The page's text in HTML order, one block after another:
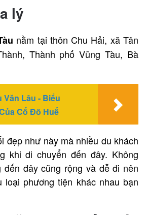
lý
nằm tại thôn Chu Hải, xã Tân
Thành phố Vũng Tàu, Bà
Văn Lâu - Biểu
Cố Đô Huế
đẹp như này mà nhiều du khách
khi di chuyển đến đây. Không
đến đây cũng rộng và dễ đi nên
loại phương tiện khác nhau bạn